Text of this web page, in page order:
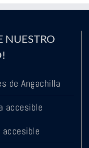
NUESTRO
de Angachilla
accesible
accesible